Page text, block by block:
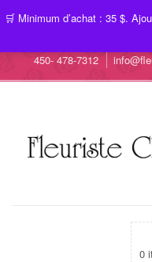
450- 478-7312
0
🛒 Minimum d’achat : 35 $.